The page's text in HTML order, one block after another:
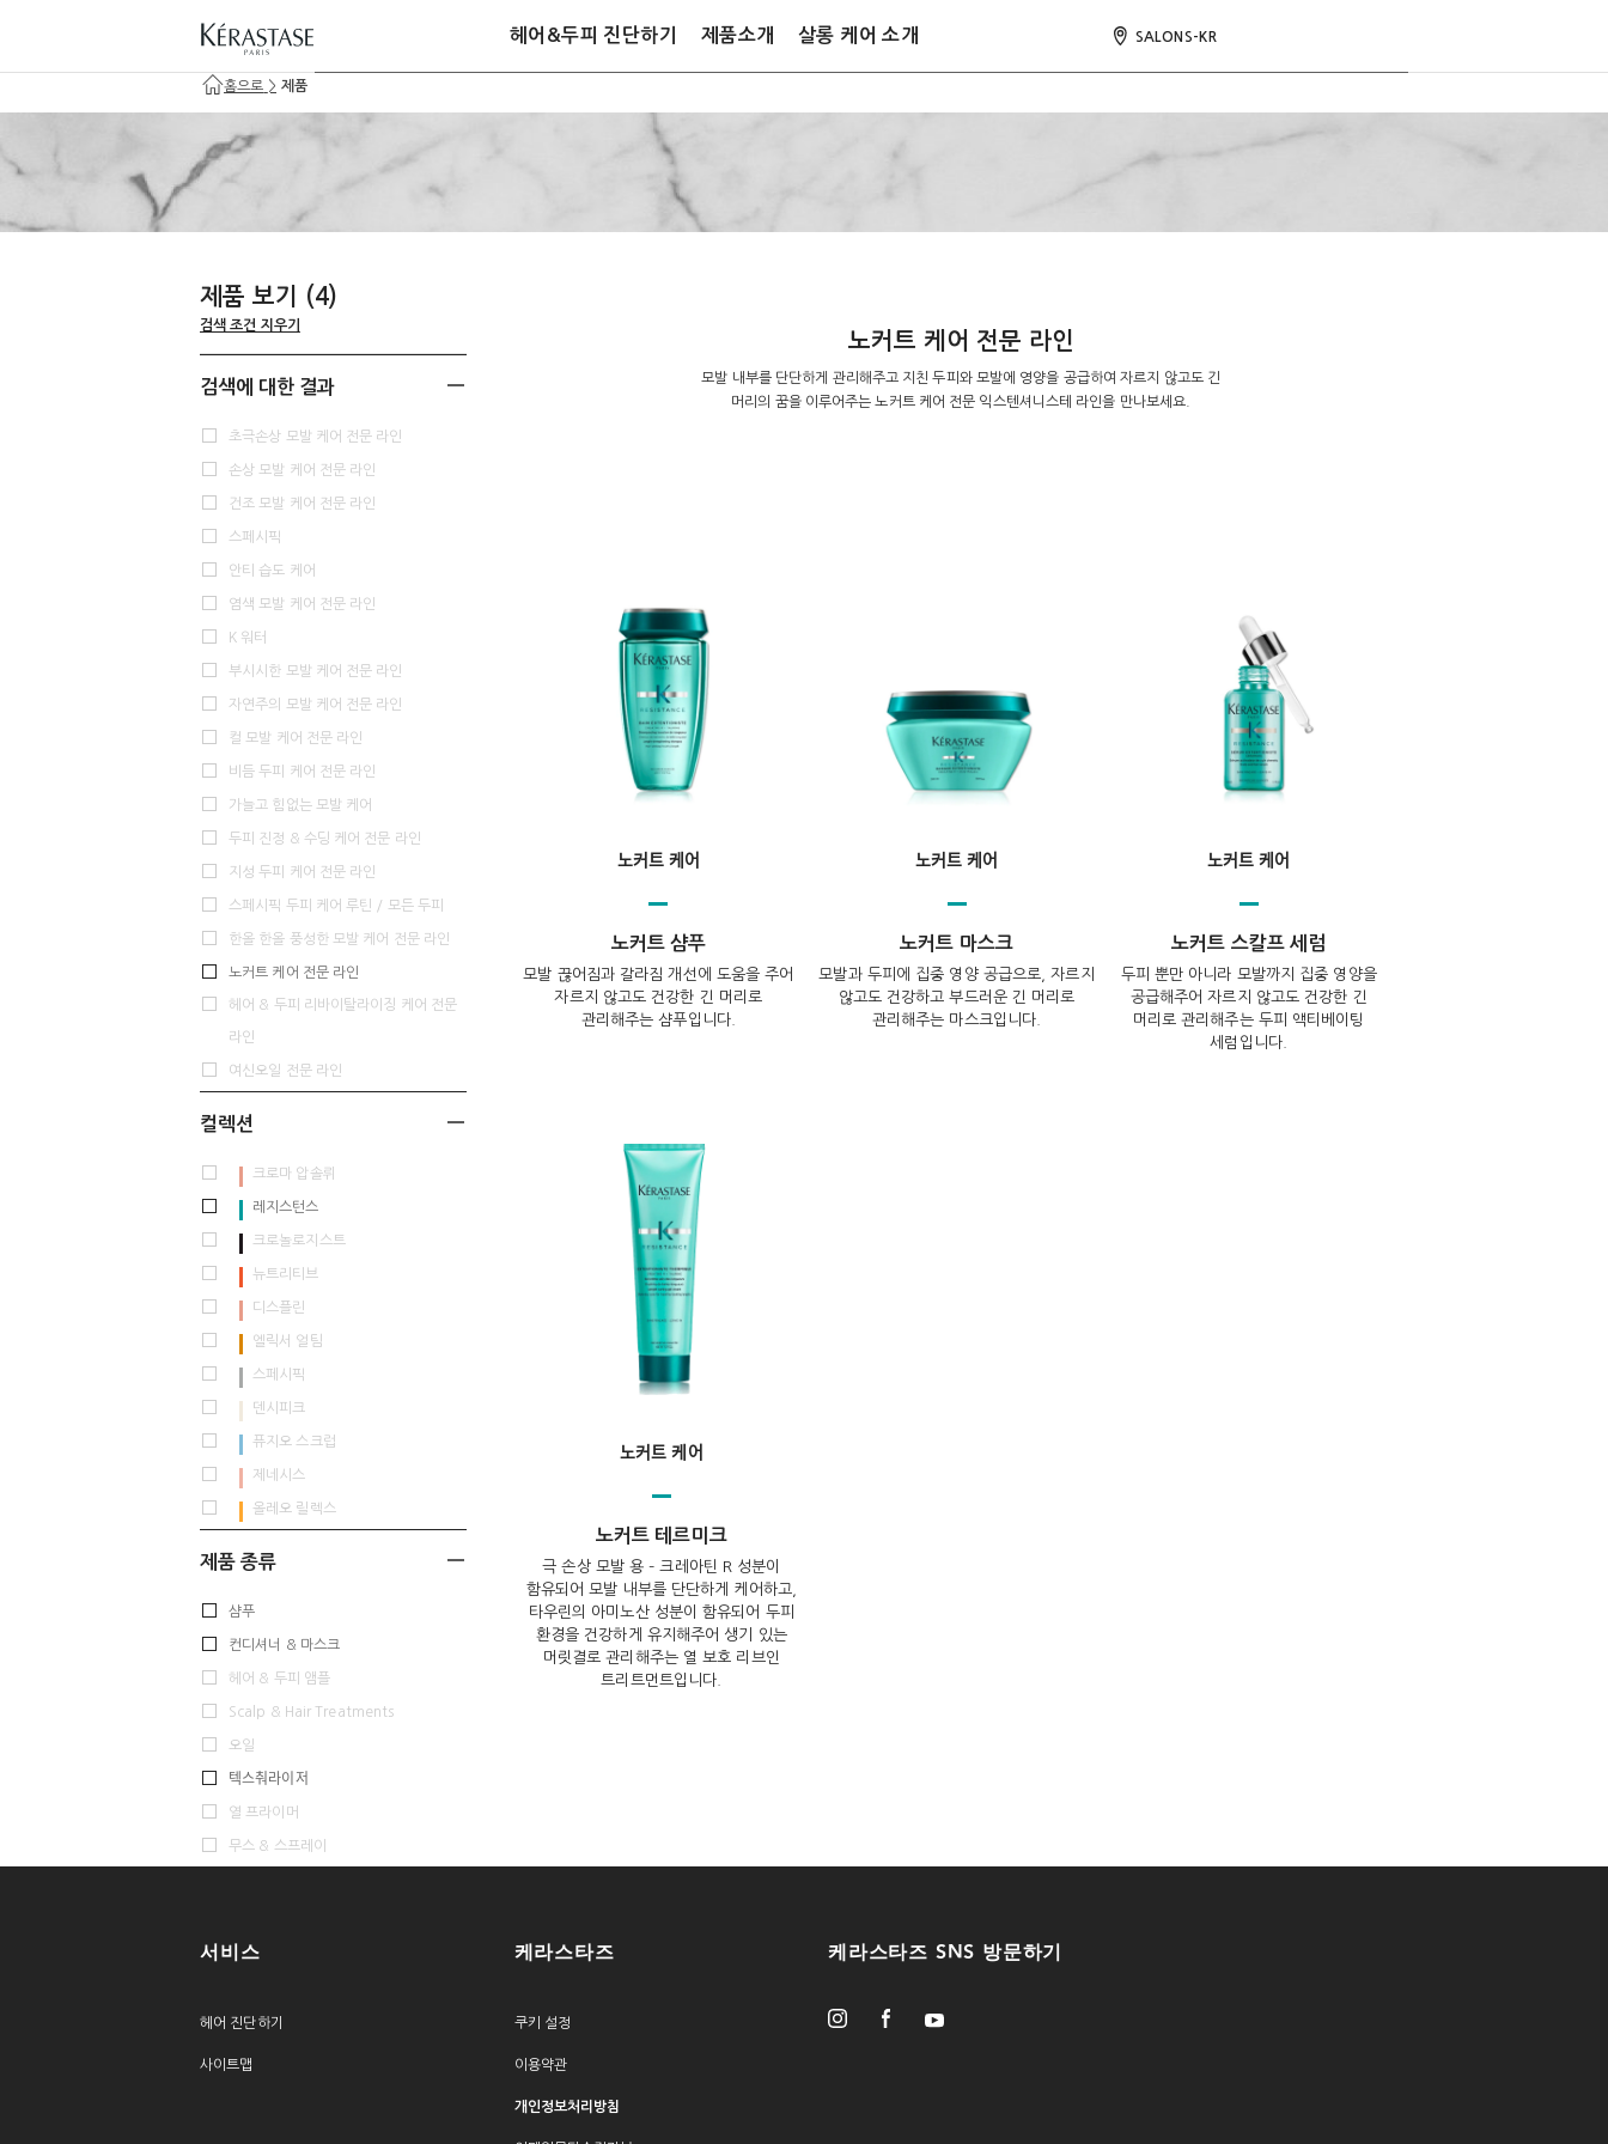
헤어&두피 진단하기 제품소개 살롱 케어 소개 SALONS-KR
홈으로 > 제품
제품 보기 (4)
검색 조건 지우기
검색에 대한 결과
초극손상 모발 케어 전문 라인
손상 모발 케어 전문 라인
건조 모발 케어 전문 라인
스페시픽
안티 습도 케어
염색 모발 케어 전문 라인
K 워터
부시시한 모발 케어 전문 라인
자연주의 모발 케어 전문 라인
컬 모발 케어 전문 라인
비듬 두피 케어 전문 라인
가늘고 힘없는 모발 케어
두피 진정 & 수딩 케어 전문 라인
지성 두피 케어 전문 라인
스페시픽 두피 케어 루틴 / 모든 두피
한올 한올 풍성한 모발 케어 전문 라인
노커트 케어 전문 라인
헤어 & 두피 리바이탈라이징 케어 전문
라인
여신오일 전문 라인
컬렉션
크로마 압솔뤼
레지스턴스
크로놀로지스트
뉴트리티브
디스플린
엘릭서 얼팀
스페시픽
덴시피크
퓨지오 스크럽
제네시스
올레오 릴렉스
제품 종류
샴푸
컨디셔너 & 마스크
헤어 & 두피 앰플
Scalp & Hair Treatments
오일
텍스춰라이저
열 프라이머
무스 & 스프레이
노커트 케어 전문 라인
모발 내부를 단단하게 관리해주고 지친 두피와 모발에 영양을 공급하여 자르지 않고도 긴
머리의 꿈을 이루어주는 노커트 케어 전문 익스텐셔니스테 라인을 만나보세요.
노커트 케어
노커트 샴푸
모발 끊어짐과 갈라짐 개선에 도움을 주어
자르지 않고도 건강한 긴 머리로
관리해주는 샴푸입니다.
노커트 케어
노커트 마스크
모발과 두피에 집중 영양 공급으로, 자르지
않고도 건강하고 부드러운 긴 머리로
관리해주는 마스크입니다.
노커트 케어
노커트 스칼프 세럼
두피 뿐만 아니라 모발까지 집중 영양을
공급해주어 자르지 않고도 건강한 긴
머리로 관리해주는 두피 액티베이팅
세럼입니다.
노커트 케어
노커트 테르미크
극 손상 모발 용 – 크레아틴 R 성분이
함유되어 모발 내부를 단단하게 케어하고,
타우린의 아미노산 성분이 함유되어 두피
환경을 건강하게 유지해주어 생기 있는
머릿결로 관리해주는 열 보호 리브인
트리트먼트입니다.
서비스
헤어 진단하기
사이트맵
케라스타즈
쿠키 설정
이용약관
개인정보처리방침
케라스타즈 SNS 방문하기